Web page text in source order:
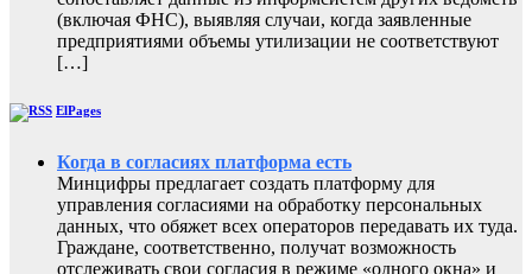
(включая ФНС), выявляя случаи, когда заявленные
предприятиями объемы утилизации не соответствуют
[…]
ElPages
Когда в согласиях платформа есть
Минцифры предлагает создать платформу для
управления согласиями на обработку персональных
данных, что обяжет всех операторов передавать их туда.
Граждане, соответственно, получат возможность
отслеживать свои согласия в режиме «одного окна» и